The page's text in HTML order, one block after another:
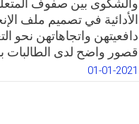
والشكوى بين صفوف
الأدائية في تصميم ملف
دافعيتهن واتجاهاتهن نحو
قصور واضح لدى الطالبات
الإنجاز الإلكترونية، لذا
الفصول الافتراضية
01-01-2021